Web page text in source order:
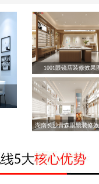
1001眼镜店装修效果
湖南长沙青森眼镜装修